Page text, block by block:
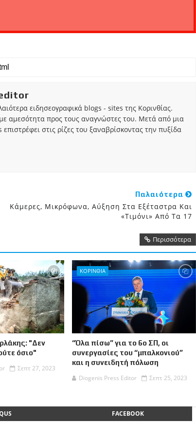
ι
γ
ι
α
η
ι
ς
τ
ο
υ
T
w
i
t
t
ειδησεογραφικά blogs - sites της Κορινθίας.
αμεσότητα προς τους αναγνώστες του. Μετά από μια
στις ρίζες του ξαναβρίσκοντας την πυξίδα
Παλαιότερα
Κάμερες, Μικρόφωνα, Αύξηση Στα Εξέταστρα Και
«τιμόνι» Από Τα 17
Περισσότερα
"Δεν
όσιο"
Σεπτ 27, 2023
ΚΟΡΙΝΘΙΑ
“Όλα πίσω” για το 6ο ΣΠ, οι
συνεργασίες του “μπαλκονιού”
και η συνειδητή πόλωση
Diogenis Press Editor
Σεπτ 25, 2023
FACEBOOK